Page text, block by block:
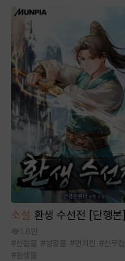
소설 환생 수선전 [단행본]
1.6만
#선협물 #성장물 #먼치킨 #신무협
# 환생물